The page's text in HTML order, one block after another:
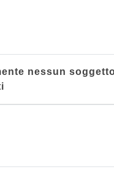
nessun